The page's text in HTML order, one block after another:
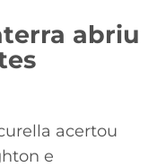
abriu
acertou
e